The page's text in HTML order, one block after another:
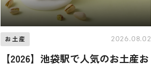
お土産 2026.08.02
【2026】池袋駅で人気のお土産お